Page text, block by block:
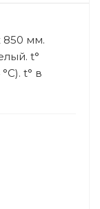
850 мм.
t°
t° в